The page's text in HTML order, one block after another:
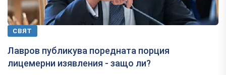
СВЯТ
Лавров публикува поредната порция
лицемерни изявления - защо ли?